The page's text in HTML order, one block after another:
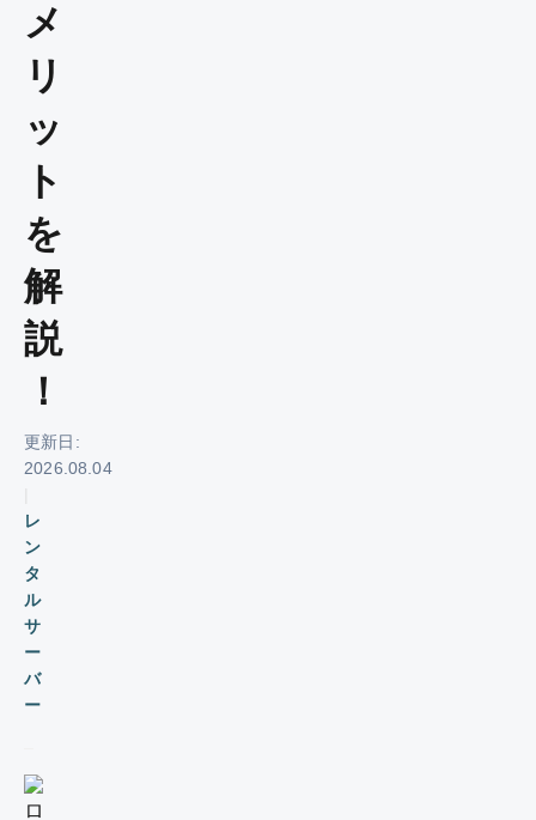
メ
リ
ッ
ト
を
解
説
！
更新日:
2026.08.04
レ
ン
タ
ル
サ
ー
バ
ー